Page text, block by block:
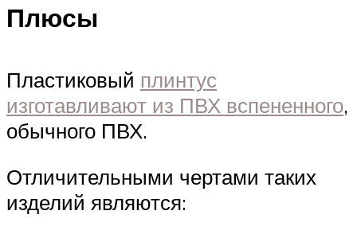
Плюсы
Пластиковый плинтус
изготавливают из ПВХ вспененного,
обычного ПВХ.
Отличительными чертами таких
изделий являются: